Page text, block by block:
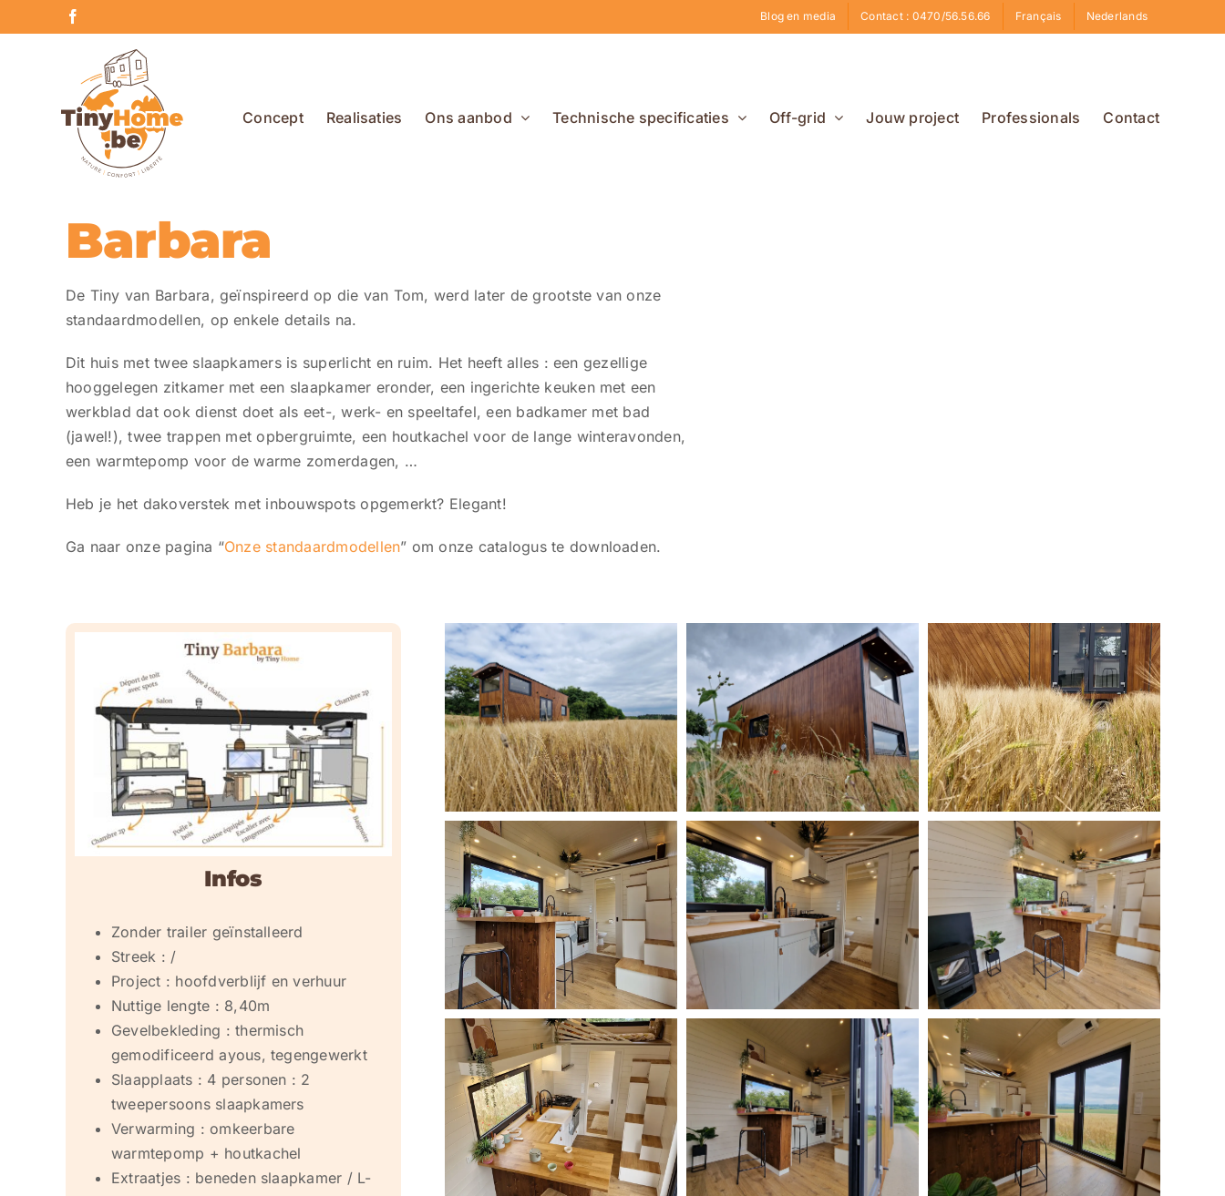
to
Blog en media Contact : 0470/56.56.66 Français Nederlands
Concept Realisaties Ons aanbod Technische specificaties Off-grid Jouw project Professionals Contact
Barbara
De Tiny van Barbara, geïnspireerd op die van Tom, werd later de grootste van onze
standaardmodellen, op enkele details na.
Dit huis met twee slaapkamers is superlicht en ruim. Het heeft alles : een gezellige
hooggelegen zitkamer met een slaapkamer eronder, een ingerichte keuken met een
werkblad dat ook dienst doet als eet-, werk- en speeltafel, een badkamer met bad
(jawel!), twee trappen met opbergruimte, een houtkachel voor de lange winteravonden,
een warmtepomp voor de warme zomerdagen, …
Heb je het dakoverstek met inbouwspots opgemerkt? Elegant!
Ga naar onze pagina “Onze standaardmodellen” om onze catalogus te downloaden.
Infos
Zonder trailer geïnstalleerd
Streek : /
Project : hoofdverblijf en verhuur
Nuttige lengte : 8,40m
Gevelbekleding : thermisch
gemodificeerd ayous, tegengewerkt
Slaapplaats : 4 personen : 2
tweepersoons slaapkamers
Verwarming : omkeerbare
warmtepomp + houtkachel
Extraatjes : beneden slaapkamer / L-